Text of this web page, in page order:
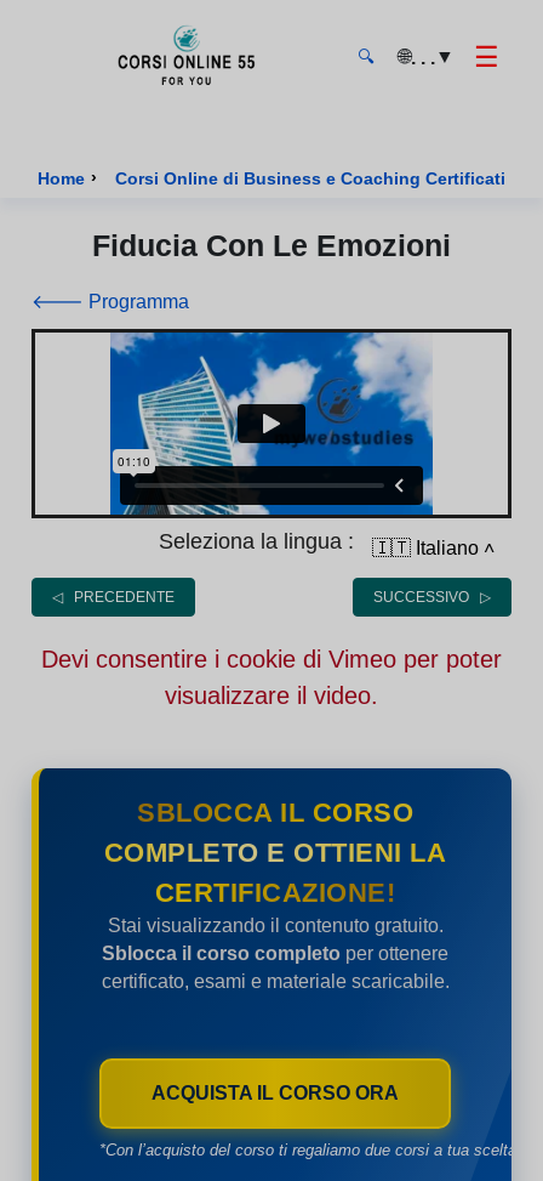
🔍 🌐. . .▼ ☰
Home › Corsi Online di Business e Coaching Certificati
Fiducia Con Le Emozioni
🡐 Programma
Seleziona la lingua : 🇮🇹 Italiano ˄
◁ PRECEDENTE SUCCESSIVO ▷
Devi consentire i cookie di Vimeo per poter
visualizzare il video.
SBLOCCA IL CORSO
COMPLETO E OTTIENI LA
CERTIFICAZIONE!
Stai visualizzando il contenuto gratuito.
Sblocca il corso completo per ottenere
certificato, esami e materiale scaricabile.
ACQUISTA IL CORSO ORA
*Con l’acquisto del corso ti regaliamo due corsi a tua scelta*